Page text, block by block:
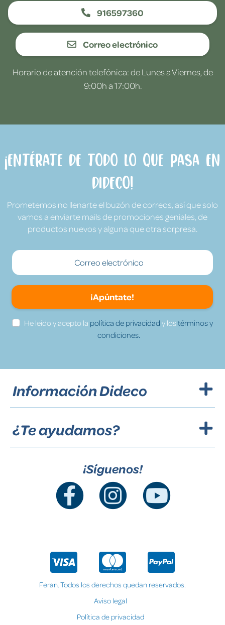
916597360
Correo electrónico
Horario de atención telefónica: de Lunes a Viernes, de
9:00h a 17:00h.
¡Entérate de todo lo que pasa en
Dideco!
Prometemos no llenarte el buzón de correos, así que solo
vamos a enviarte mails de promociones geniales, de
productos nuevos y alguna que otra sorpresa.
¡Apúntate!
He leído y acepto la política de privacidad y lostérminos y
condiciones.
Información Dideco
¿Te ayudamos?
¡Síguenos!
Feran. Todos los derechos quedan reservados.
Aviso legal
Política de privacidad